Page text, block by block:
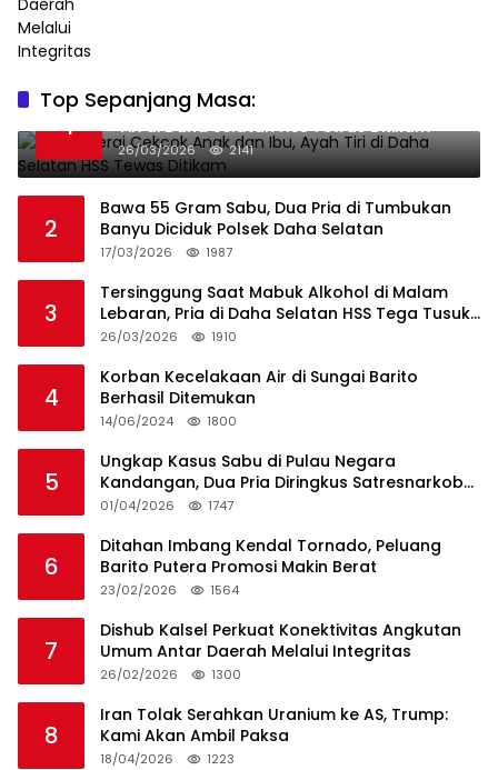
Top Sepanjang Masa:
1
Niat Melerai Cekcok Anak dan Ibu, Ayah
Tiri di Daha Selatan HSS Tewas Ditikam
26/03/2026 2141
2
Bawa 55 Gram Sabu, Dua Pria di Tumbukan
Banyu Diciduk Polsek Daha Selatan
17/03/2026 1987
3
Tersinggung Saat Mabuk Alkohol di Malam
Lebaran, Pria di Daha Selatan HSS Tega Tusuk
Teman Sendiri
26/03/2026 1910
4
Korban Kecelakaan Air di Sungai Barito
Berhasil Ditemukan
14/06/2024 1800
5
Ungkap Kasus Sabu di Pulau Negara
Kandangan, Dua Pria Diringkus Satresnarkoba
HSS
01/04/2026 1747
6
Ditahan Imbang Kendal Tornado, Peluang
Barito Putera Promosi Makin Berat
23/02/2026 1564
7
Dishub Kalsel Perkuat Konektivitas Angkutan
Umum Antar Daerah Melalui Integritas
26/02/2026 1300
8
Iran Tolak Serahkan Uranium ke AS, Trump:
Kami Akan Ambil Paksa
18/04/2026 1223